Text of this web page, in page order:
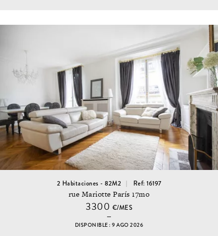
2 Habitaciones - 82M2 Ref: 16197
rue Mariotte París 17mo
3300 €/MES
DISPONIBLE : 9 AGO 2026